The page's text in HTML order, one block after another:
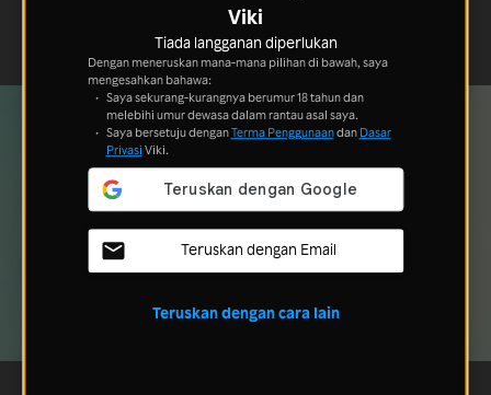
Viki
Tiada langganan diperlukan
Dengan meneruskan mana-mana pilihan di bawah, saya
mengesahkan bahawa:
Saya sekurang-kurangnya berumur 18 tahun dan
melebihi umur dewasa dalam rantau asal saya.
Saya bersetuju denganTerma Penggunaandan Dasar
Privasi Viki.
Teruskan dengan Email
Teruskan dengan cara lain